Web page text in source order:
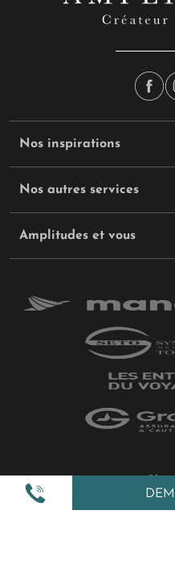
Nos inspirations
Nos autres services
Amplitudes et vous
Politique